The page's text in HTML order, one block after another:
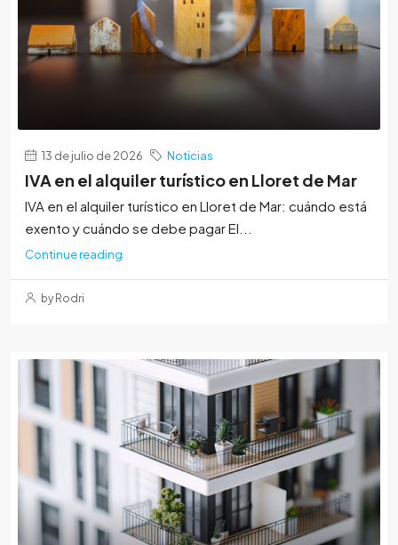
13 de julio de 2026 Noticias
IVA en el alquiler turístico en Lloret de Mar
IVA en el alquiler turístico en Lloret de Mar: cuándo está
exento y cuándo se debe pagar El...
Continue reading
by Rodri